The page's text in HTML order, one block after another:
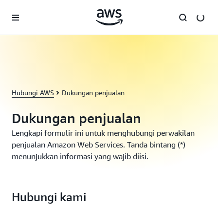
Hubungi AWS Dukungan penjualan
Dukungan penjualan
Lengkapi formulir ini untuk menghubungi perwakilan
penjualan Amazon Web Services. Tanda bintang (*)
menunjukkan informasi yang wajib diisi.
Hubungi kami